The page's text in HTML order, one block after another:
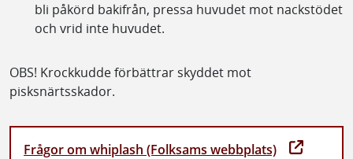
bli påkörd bakifrån, pressa huvudet mot nackstödet
och vrid inte huvudet.
OBS! Krockkudde förbättrar skyddet mot
pisksnärtsskador.
Frågor om whiplash (Folksams webbplats)